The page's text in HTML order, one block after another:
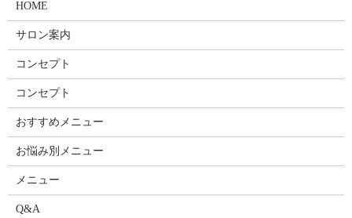
HOME
サロン案内
コンセプト
コンセプト
おすすめメニュー
お悩み別メニュー
メニュー
Q&A